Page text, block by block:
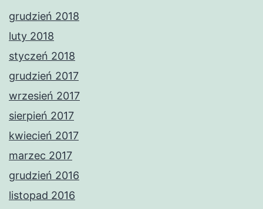
grudzień 2018
luty 2018
styczeń 2018
grudzień 2017
wrzesień 2017
sierpień 2017
kwiecień 2017
marzec 2017
grudzień 2016
listopad 2016